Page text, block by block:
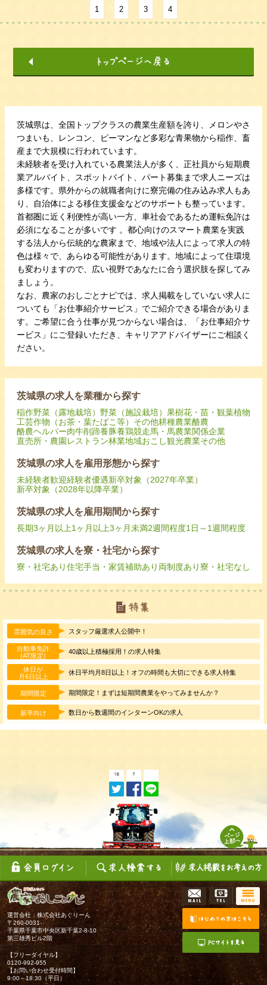
1 2 3 4
茨城県は、全国トップクラスの農業生産額を誇り、メロンやさ
つまいも、レンコン、ピーマンなど多彩な青果物から稲作、畜
産まで大規模に行われています。
未経験者を受け入れている農業法人が多く、正社員から短期農
業アルバイト、スポットバイト、パート募集まで求人ニーズは
多様です。県外からの就職者向けに寮完備の住み込み求人もあ
り、自治体による移住支援金などのサポートも整っています。
首都圏に近く利便性が高い一方、車社会であるため運転免許は
必須になることが多いです 。都心向けのスマート農業を実践
する法人から伝統的な農家まで、地域や法人によって求人の特
色は様々で、あらゆる可能性があります。地域によって住環境
も変わりますので、広い視野であなたに合う選択肢を探してみ
ましょう。
なお、農家のおしごとナビでは、求人掲載をしていない求人に
ついても「お仕事紹介サービス」でご紹介できる場合がありま
す。ご希望に合う仕事が見つからない場合は、「お仕事紹介サ
ービス」にご登録いただき、キャリアアドバイザーにご相談く
ださい。
茨城県の求人を業種から探す
稲作野菜（露地栽培） 野菜（施設栽培） 果樹花・苗・観葉植物
工芸作物（お茶・葉たばこ等） その他耕種農業酪農
酪農ヘルパー肉牛削蹄養豚養鶏競走馬・馬農業関係企業
直売所・農園レストラン林業地域おこし観光農業その他
茨城県の求人を雇用形態から探す
未経験者歓迎経験者優遇新卒対象（2027年卒業）
新卒対象（2028年以降卒業）
茨城県の求人を雇用期間から探す
長期3ヶ月以上1ヶ月以上3ヶ月未満2週間程度1日～1週間程度
茨城県の求人を寮・社宅から探す
寮・社宅あり住宅手当・家賃補助あり 両制度あり寮・社宅なし
雰囲気の良さ スタッフ厳選求人公開中！
自動車免許
(AT限定)
40歳以上積極採用！の求人特集
休日が
月6日以上
休日平均月8日以上！オフの時間も大切にできる求人特集
期間限定 期間限定！まずは短期間農業をやってみませんか？
新卒向け 数日から数週間のインターンOKの求人
運営会社：株式会社あぐりーん
〒260-0031
千葉県千葉市中央区新千葉2-8-10
第三雄秀ビル2階
【フリーダイヤル】
0120-992-955
【お問い合わせ受付時間】
9:00～18:30（平日）